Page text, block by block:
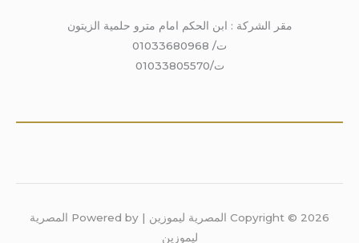
مقر الشركة : ابن الحكم امام مترو حلمية الزيتون
ت/ 01033680968
ت/01033805570
Copyright © 2026 المصرية ليموزين | Powered by المصرية
ليموزين